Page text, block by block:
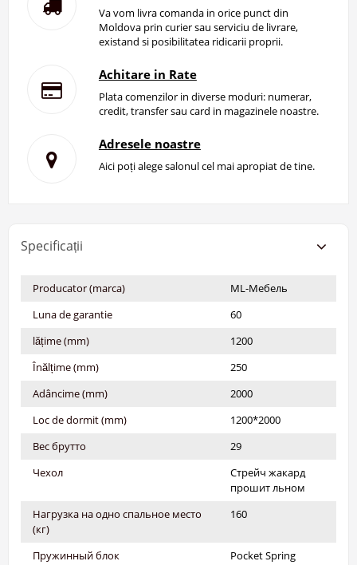
Va vom livra comanda in orice punct din
Moldova prin curier sau serviciu de livrare,
existand si posibilitatea ridicarii proprii.
Achitare in Rate
Plata comenzilor in diverse moduri: numerar,
credit, transfer sau card in magazinele noastre.
Adresele noastre
Aici poți alege salonul cel mai apropiat de tine.
Specificații
Producator (marca)
ML-Мебель
Luna de garantie
60
lățime (mm)
1200
Înălțime (mm)
250
Adâncime (mm)
2000
Loc de dormit (mm)
1200*2000
Вес брутто
29
Чехол
Стрейч жакард
прошит льном
Нагрузка на одно спальное место
(кг)
160
Пружинный блок
Pocket Spring